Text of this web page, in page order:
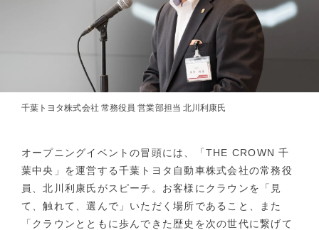
千葉トヨタ株式会社 常務役員 営業部担当 北川利康氏
オープニングイベントの冒頭には、「THE CROWN 千
葉中央」を運営する千葉トヨタ自動車株式会社の常務役
員、北川利康氏がスピーチ。お客様にクラウンを「見
て、触れて、選んで」いただく場所であること、また
「クラウンとともに歩んできた歴史を次の世代に繋げて